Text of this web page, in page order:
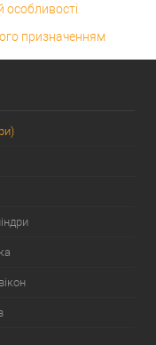
особливості
призначенням